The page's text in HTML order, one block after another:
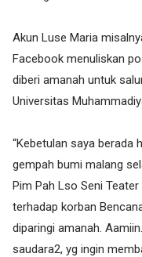
Akun Luse Maria
Facebook menuliskan
diberi amanah untuk
Universitas
“Kebetulan saya berada
gempah bumi malang
Pim Pah Lso Seni
terhadap korban
diparingi amanah.
saudara2, yg ingin